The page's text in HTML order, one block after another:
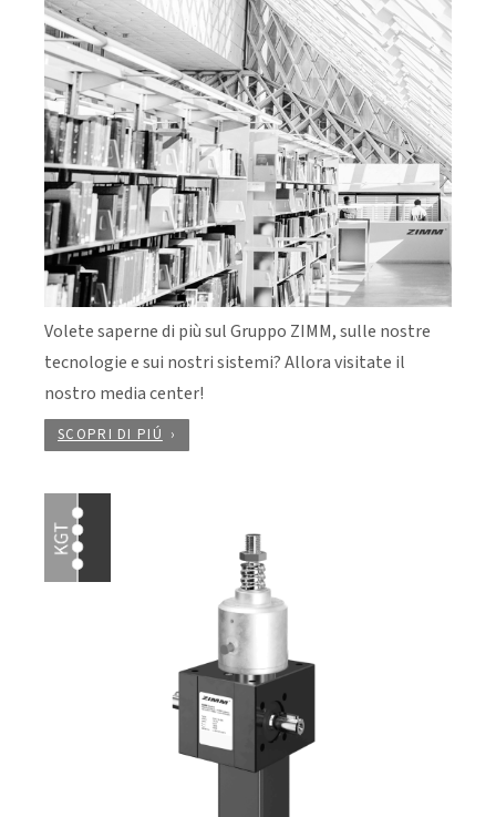
Volete saperne di più sul Gruppo ZIMM, sulle nostre
tecnologie e sui nostri sistemi? Allora visitate il
nostro media center!
SCOPRI DI PIÚ